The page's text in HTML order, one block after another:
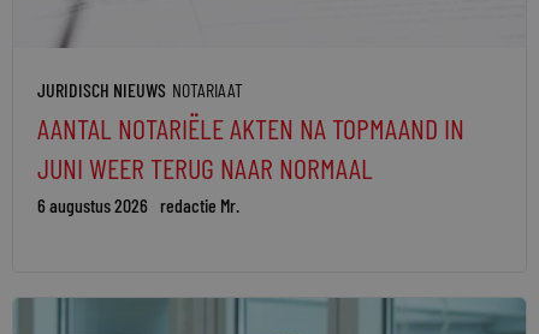
JURIDISCH NIEUWS NOTARIAAT
AANTAL NOTARIËLE AKTEN NA TOPMAAND IN
JUNI WEER TERUG NAAR NORMAAL
6 augustus 2026 redactie Mr.